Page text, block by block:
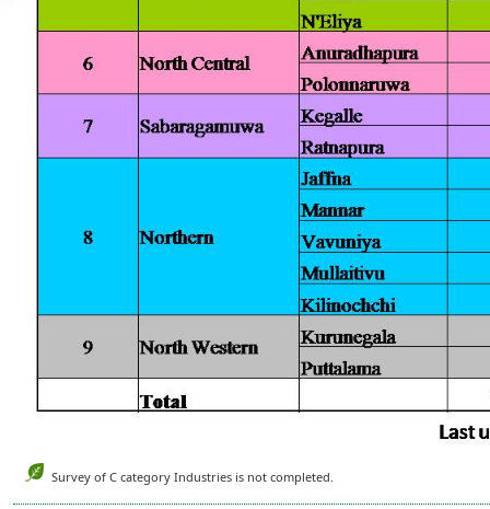
Survey of C category Industries is not completed.